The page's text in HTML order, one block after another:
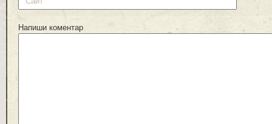
Напиши коментар